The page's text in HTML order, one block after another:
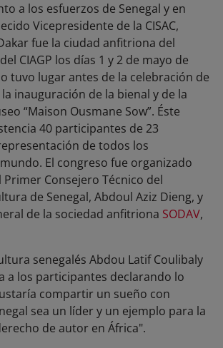
a los esfuerzos de Senegal y en
Vicepresidente de la CISAC,
fue la ciudad anfitriona del
CIAGP los días 1 y 2 de mayo de
tuvo lugar antes de la celebración de
inauguración de la bienal y de la
“Maison Ousmane Sow”. Éste
40 participantes de 23
de todos los
El congreso fue organizado
Consejero Técnico del
de Senegal, Abdoul Aziz Dieng, y
de la sociedad anfitriona SODAV,
senegalés Abdou Latif Coulibaly
a los participantes declarando lo
compartir un sueño con
sea un líder y un ejemplo para la
de autor en África".